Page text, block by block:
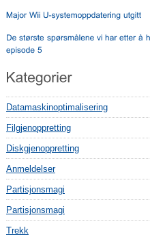
Datamaskinoptimalisering
Filgjenoppretting
Diskgjenoppretting
Anmeldelser
Partisjonsmagi
Partisjonsmagi
Trekk